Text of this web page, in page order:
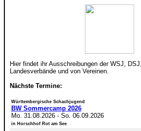
Hier findet ihr Ausschreibungen der WSJ,
Landesverbände und von Vereinen.
Nächste Termine:
Württembergische Schachjugend
BW Sommercamp 2026
Mo. 31.08.2026- So. 06.09.2026
in Horschhof Rot am See